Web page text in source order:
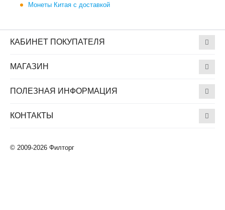
Монеты Китая с доставкой
КАБИНЕТ ПОКУПАТЕЛЯ
МАГАЗИН
ПОЛЕЗНАЯ ИНФОРМАЦИЯ
КОНТАКТЫ
© 2009-2026 Филторг